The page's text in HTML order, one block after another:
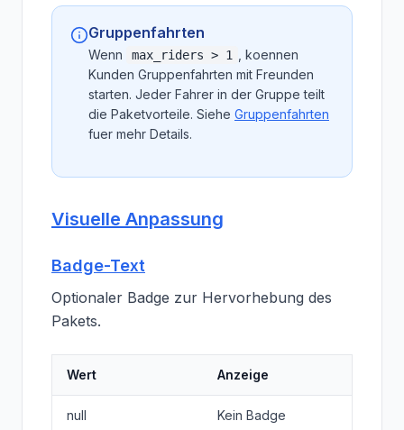
Gruppenfahrten
Wenn max_riders > 1
, koennen
Kunden Gruppenfahrten mit Freunden
starten. Jeder Fahrer in der Gruppe teilt
die Paketvorteile. Siehe Gruppenfahrten
fuer mehr Details.
Visuelle Anpassung
Badge-Text
Optionaler Badge zur Hervorhebung des
Pakets.
Wert Anzeige
null Kein Badge